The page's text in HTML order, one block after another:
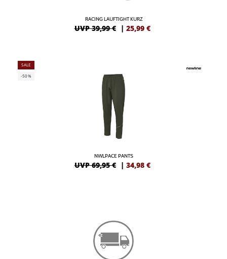
RACING LAUFTIGHT KURZ
UVP 39,99 € | 25,99 €
SALE
-50%
NWLPACE PANTS
UVP 69,95 € | 34,98 €